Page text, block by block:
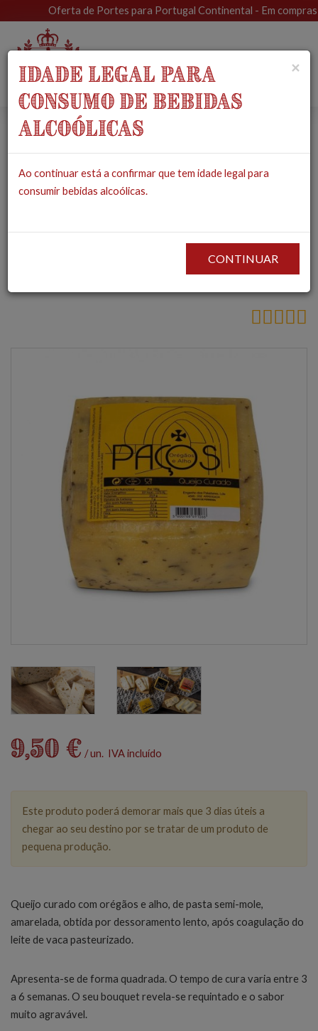
Oferta de Portes para Portugal Continental - Em compras
Queijo Paços com
Orégãos e Alho -
Paroquiais
QUEIJO PAÇOS COM ORÉGÃOS E
9,50 € / un. IVA incluído
Este produto poderá demorar mais que 3 dias úteis a
chegar ao seu destino por se tratar de um produto de
pequena produção.
Queijo curado com orégãos e alho, de pasta semi-mole,
amarelada, obtida por dessoramento lento, após coagulação do
leite de vaca pasteurizado.
Apresenta-se de forma quadrada. O tempo de cura varia entre 3
a 6 semanas. O seu bouquet revela-se requintado e o sabor
muito agravável.
×
IDADE LEGAL PARA
CONSUMO DE BEBIDAS
ALCOÓLICAS
Ao continuar está a confirmar que tem idade legal para
consumir bebidas alcoólicas.
CONTINUAR